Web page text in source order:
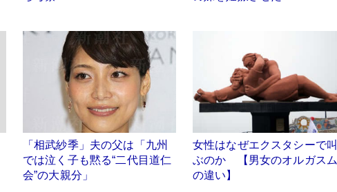
「相武紗季」夫の父は「九州
では泣く子も黙る“二代目道仁
会”の大親分」
女性はなぜエクスタシーで叫
ぶのか 【男女のオルガスム
の違い】